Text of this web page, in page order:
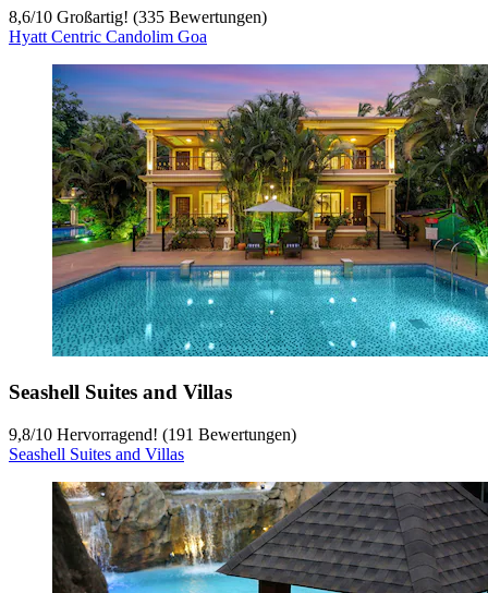
8,6/10 Großartig! (335 Bewertungen)
Hyatt Centric Candolim Goa
Seashell Suites and Villas
9,8/10 Hervorragend! (191 Bewertungen)
Seashell Suites and Villas